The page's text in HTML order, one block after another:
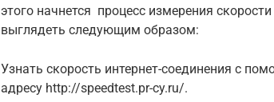
этого начнется процесс измерения
выглядеть следующим образом:
Узнать скорость интернет-соединения с
адресу http://speedtest.pr-cy.ru/.